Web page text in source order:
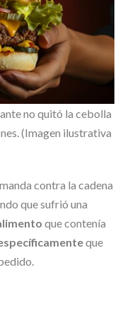
no quitó la cebolla
(Imagen ilustrativa
contra la cadena
que sufrió una
que contenía
que